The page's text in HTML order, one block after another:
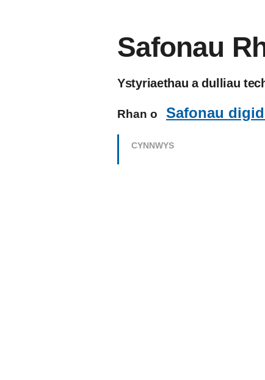
Safonau
Ystyriaethau a dulliau
Rhan o Safonau
CYNNWYS